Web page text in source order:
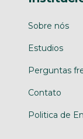
Sobre nós
Estudios
Perguntas
Contato
Politica de